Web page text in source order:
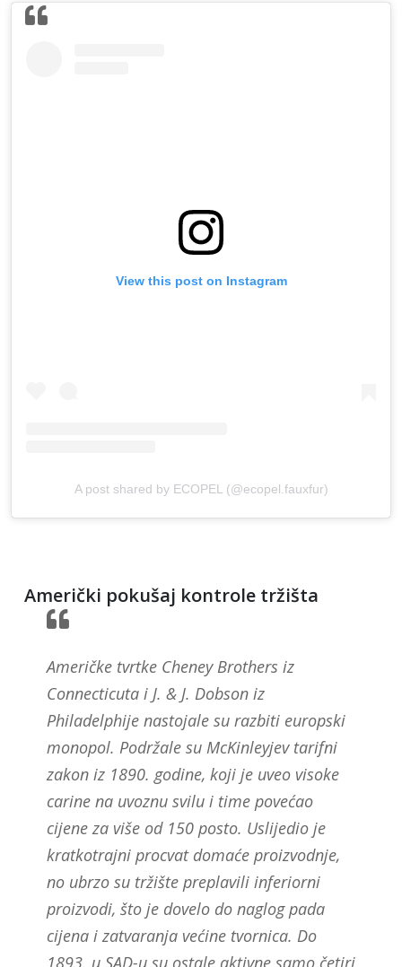
View this post on Instagram
A post shared by ECOPEL (@ecopel.fauxfur)
Američki pokušaj kontrole tržišta
Američke tvrtke Cheney Brothers iz
Connecticuta i J. & J. Dobson iz
Philadelphije nastojale su razbiti europski
monopol. Podržale su McKinleyjev tarifni
zakon iz 1890. godine, koji je uveo visoke
carine na uvoznu svilu i time povećao
cijene za više od 150 posto. Uslijedio je
kratkotrajni procvat domaće proizvodnje,
no ubrzo su tržište preplavili inferiorni
proizvodi, što je dovelo do naglog pada
cijena i zatvaranja većine tvornica. Do
1893. u SAD-u su ostale aktivne samo četiri